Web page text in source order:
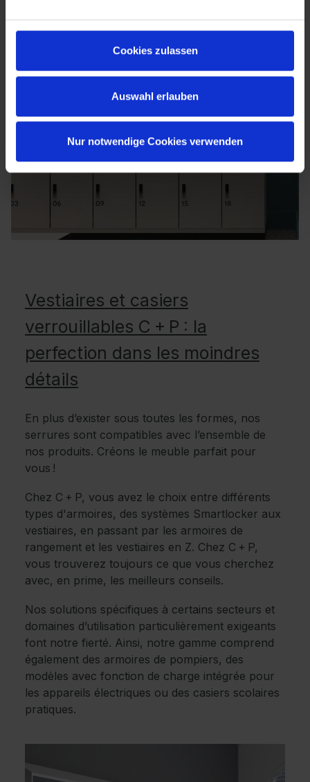
Cookies zulassen
Auswahl erlauben
Nur notwendige Cookies verwenden
Vestiaires et casiers
verrouillables C + P : la
perfection dans les moindres
détails
En plus d’exister sous toutes les formes, nos
serrures sont compatibles avec l’ensemble de
nos produits. Créons le meuble parfait pour
vous !
Chez C + P, vous avez le choix entre différents
types d'armoires, des systèmes Smartlocker aux
vestiaires, en passant par les armoires de
rangement et les vestiaires en Z. Chez C + P,
vous trouverez toujours ce que vous cherchez
avec, en prime, les meilleurs conseils.
Nos solutions spécifiques à certains secteurs et
domaines d’utilisation particulièrement exigeants
font notre fierté. Ainsi, notre gamme comprend
également des armoires de pompiers, des
modèles avec fonction de charge intégrée pour
les appareils électriques ou des casiers scolaires
pratiques.